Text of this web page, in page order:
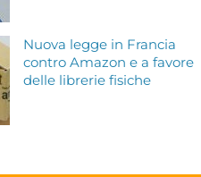
Nuova legge in Francia
contro Amazon e a favore
delle librerie fisiche